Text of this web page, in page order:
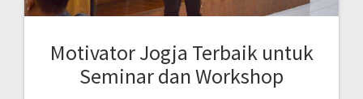
Motivator Jogja Terbaik untuk
Seminar dan Workshop